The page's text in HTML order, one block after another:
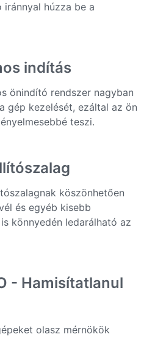
húzza be a
indítás
önindító rendszer nagyban
gép kezelését, ezáltal az ön
teszi.
köszönhetően
és egyéb kisebb
könnyedén ledarálható az
- Hamisítatlanul
olasz mérnökök